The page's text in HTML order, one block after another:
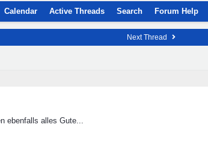
Calendar Active Threads Search Forum Help
Next Thread
ebenfalls alles Gute...